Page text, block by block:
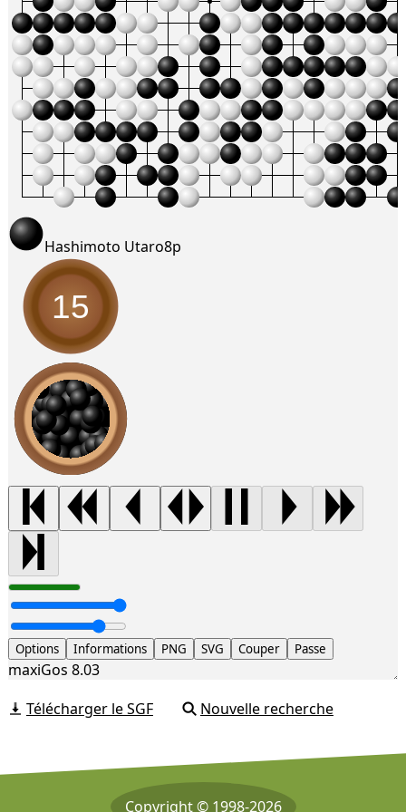
Hashimoto Utaro8p
15
Options Informations PNG SVG Couper Passe
maxiGos 8.03
Télécharger le SGF
Nouvelle recherche
Copyright © 1998-2026